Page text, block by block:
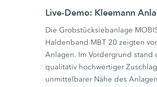
Live-Demo: Kleemann
Die Grobstücksiebanlage
Haldenband MBT 20 zeigten
Anlagen. Im Vordergrund
qualitativ hochwertiger
unmittelbarer Nähe des